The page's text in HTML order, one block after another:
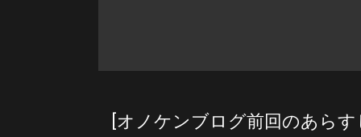
[オノケンブログ前回のあら